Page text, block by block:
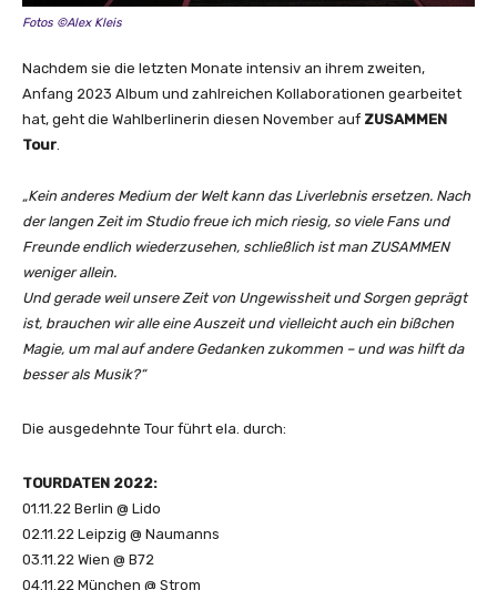
Fotos ©Alex Kleis
Nachdem sie die letzten Monate intensiv an ihrem zweiten,
Anfang 2023 Album und zahlreichen Kollaborationen gearbeitet
hat, geht die Wahlberlinerin diesen November auf ZUSAMMEN
Tour
„Kein anderes Medium der Welt kann das Liverlebnis ersetzen. Nach
der langen Zeit im Studio freue ich mich riesig, so viele Fans und
Freunde endlich wiederzusehen, schließlich ist man ZUSAMMEN
weniger allein.
Und gerade weil unsere Zeit von Ungewissheit und Sorgen geprägt
ist, brauchen wir alle eine Auszeit und vielleicht auch ein bißchen
Magie, um mal auf andere Gedanken zukommen – und was hilft da
besser als Musik?“
Die ausgedehnte Tour führt ela. durch:
TOURDATEN 2022:
01.11.22 Berlin @ Lido
02.11.22 Leipzig @ Naumanns
03.11.22 Wien @ B72
04.11.22 München @ Strom